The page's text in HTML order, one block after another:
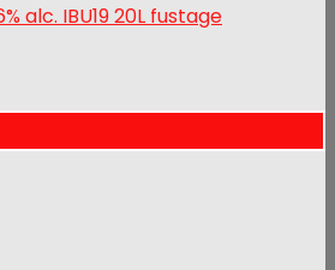
alc. IBU19 20L fustage